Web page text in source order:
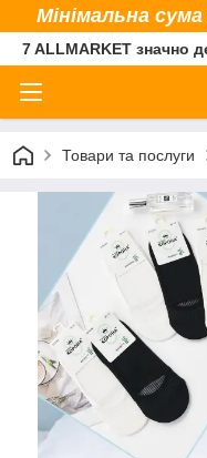
Мінімальна
7 ALLMARKET значно
Товари та послуги